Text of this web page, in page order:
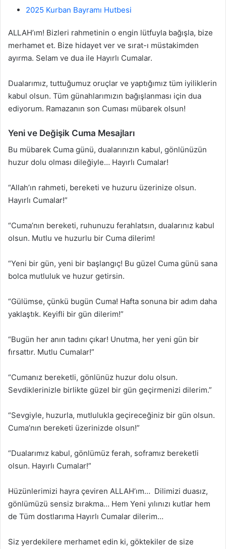
2025 Kurban Bayramı Hutbesi
ALLAH’ım! Bizleri rahmetinin o engin lütfuyla bağışla, bize
merhamet et. Bize hidayet ver ve sırat-ı müstakimden
ayırma. Selam ve dua ile Hayırlı Cumalar.
Dualarımız, tuttuğumuz oruçlar ve yaptığımız tüm iyiliklerin
kabul olsun. Tüm günahlarımızın bağışlanması için dua
ediyorum. Ramazanın son Cuması mübarek olsun!
Yeni ve Değişik Cuma Mesajları
Bu mübarek Cuma günü, dualarınızın kabul, gönlünüzün
huzur dolu olması dileğiyle… Hayırlı Cumalar!
“Allah’ın rahmeti, bereketi ve huzuru üzerinize olsun.
Hayırlı Cumalar!”
“Cuma’nın bereketi, ruhunuzu ferahlatsın, dualarınız kabul
olsun. Mutlu ve huzurlu bir Cuma dilerim!
“Yeni bir gün, yeni bir başlangıç! Bu güzel Cuma günü sana
bolca mutluluk ve huzur getirsin.
“Gülümse, çünkü bugün Cuma! Hafta sonuna bir adım daha
yaklaştık. Keyifli bir gün dilerim!”
“Bugün her anın tadını çıkar! Unutma, her yeni gün bir
fırsattır. Mutlu Cumalar!”
“Cumanız bereketli, gönlünüz huzur dolu olsun.
Sevdiklerinizle birlikte güzel bir gün geçirmenizi dilerim.”
“Sevgiyle, huzurla, mutlulukla geçireceğiniz bir gün olsun.
Cuma’nın bereketi üzerinizde olsun!”
“Dualarımız kabul, gönlümüz ferah, soframız bereketli
olsun. Hayırlı Cumalar!”
Hüzünlerimizi hayra çeviren ALLAH’ım… Dilimizi duasız,
gönlümüzü sensiz bırakma… Hem Yeni yılınızı kutlar hem
de Tüm dostlarıma Hayırlı Cumalar dilerim…
Siz yerdekilere merhamet edin ki, göktekiler de size